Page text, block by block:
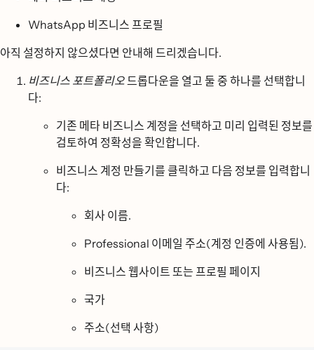
WhatsApp 비즈니스 프로필
아직 설정하지 않으셨다면 안내해 드리겠습니다.
비즈니스 포트폴리오드롭다운을 열고 둘 중 하나를 선택합니
다:
기존 메타 비즈니스 계정을 선택하고 미리 입력된 정보를
검토하여 정확성을 확인합니다.
비즈니스 계정 만들기를 클릭하고 다음 정보를 입력합니
다:
회사 이름.
Professional 이메일 주소(계정 인증에 사용됨).
비즈니스 웹사이트 또는 프로필 페이지
국가
주소(선택 사항)